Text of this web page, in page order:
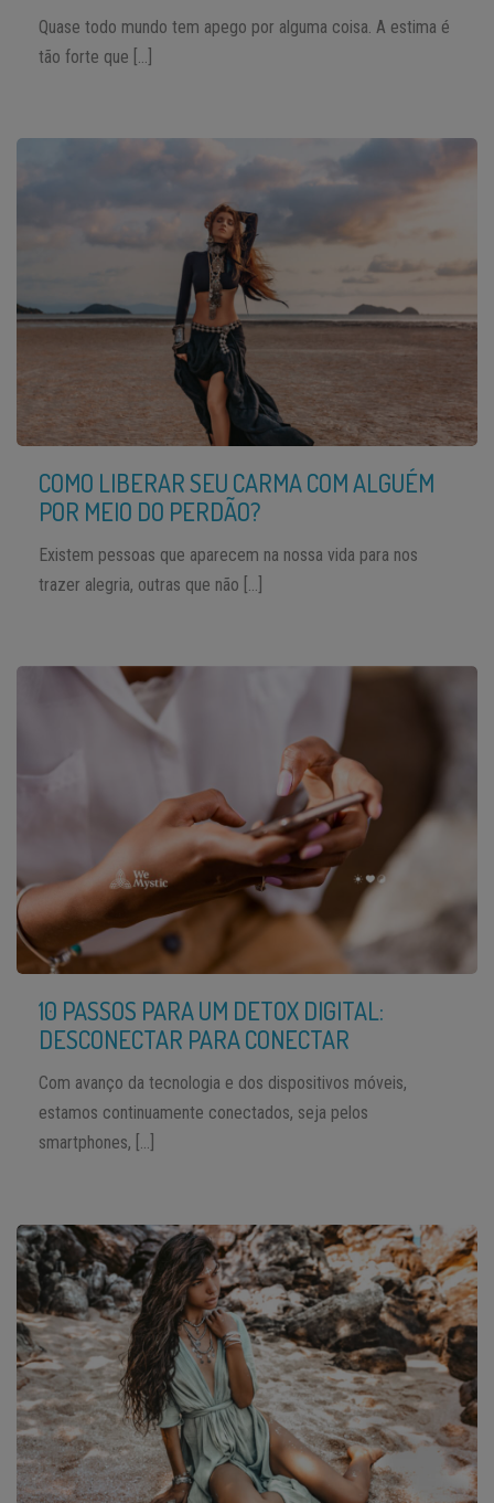
Quase todo mundo tem apego por alguma coisa. A estima é
tão forte que […]
COMO LIBERAR SEU CARMA COM ALGUÉM
POR MEIO DO PERDÃO?
Existem pessoas que aparecem na nossa vida para nos
trazer alegria, outras que não […]
10 PASSOS PARA UM DETOX DIGITAL:
DESCONECTAR PARA CONECTAR
Com avanço da tecnologia e dos dispositivos móveis,
estamos continuamente conectados, seja pelos
smartphones, […]